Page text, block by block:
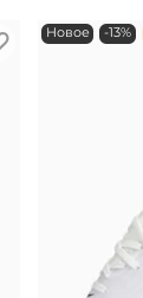
Новое -13%